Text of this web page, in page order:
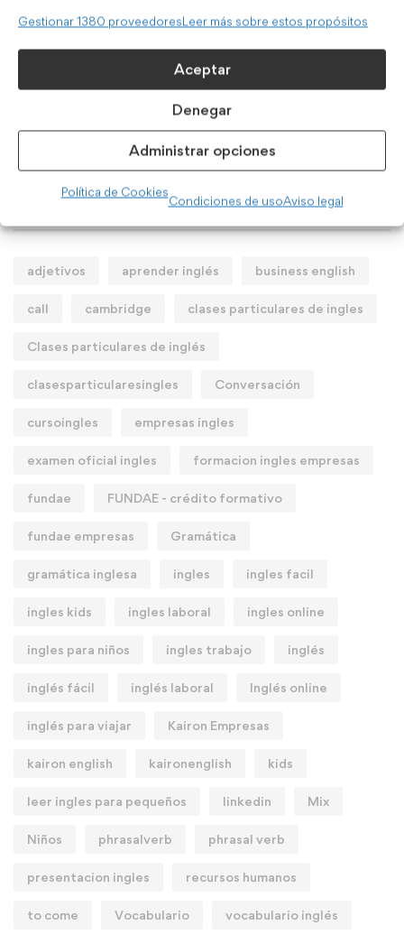
Gestionar 1380 proveedoresLeer más sobre estos propósitos
Aceptar
Denegar
Administrar opciones
Política de Cookies
Condiciones de usoAviso legal
UNCATEGORIZED
Errores comunes en la gramática
abril 11, 2024
adjetivos aprender inglés business english
call cambridge clases particulares de ingles
Clases particulares de inglés
clasesparticularesingles Conversación
cursoingles empresas ingles
examen oficial ingles formacion ingles empresas
fundae FUNDAE - crédito formativo
fundae empresas Gramática
gramática inglesa ingles ingles facil
ingles kids ingles laboral ingles online
ingles para niños ingles trabajo inglés
inglés fácil inglés laboral Inglés online
inglés para viajar Kairon Empresas
kairon english kaironenglish kids
leer ingles para pequeños linkedin Mix
Niños phrasalverb phrasal verb
presentacion ingles recursos humanos
to come Vocabulario vocabulario inglés